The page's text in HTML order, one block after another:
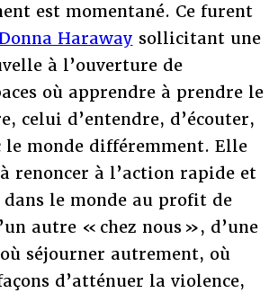
est momentané. Ce furent
Haraway sollicitant une
à l’ouverture de
où apprendre à prendre le
celui d’entendre, d’écouter,
le monde différemment. Elle
renoncer à l’action rapide et
le monde au profit de
autre « chez nous », d’une
séjourner autrement, où
d’atténuer la violence,